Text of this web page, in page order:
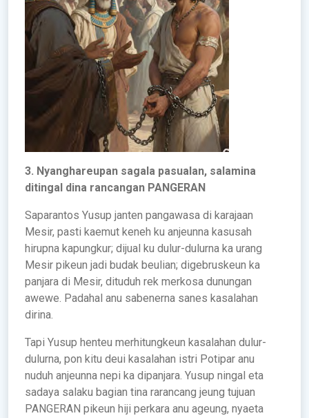
3. Nyanghareupan sagala pasualan, salamina
ditingal dina rancangan PANGERAN
Saparantos Yusup janten pangawasa di karajaan
Mesir, pasti kaemut keneh ku anjeunna kasusah
hirupna kapungkur; dijual ku dulur-dulurna ka urang
Mesir pikeun jadi budak beulian; digebruskeun ka
panjara di Mesir, dituduh rek merkosa dunungan
awewe. Padahal anu sabenerna sanes kasalahan
dirina.
Tapi Yusup henteu merhitungkeun kasalahan dulur-
dulurna, pon kitu deui kasalahan istri Potipar anu
nuduh anjeunna nepi ka dipanjara. Yusup ningal eta
sadaya salaku bagian tina rarancang jeung tujuan
PANGERAN pikeun hiji perkara anu ageung, nyaeta